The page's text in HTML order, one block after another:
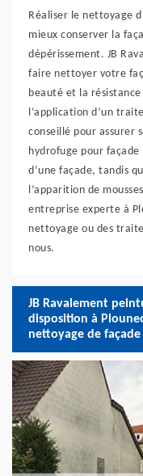
Réaliser le nettoyage
mieux conserver la
dépérissement. JB
faire nettoyer votre
beauté et la résistance
l’application d’un
conseillé pour assurer
hydrofuge pour façade
d’une façade, tandis
l’apparition de
entreprise experte à
nettoyage ou des
nous.
JB Ravalement
disposition à
nettoyage de façade